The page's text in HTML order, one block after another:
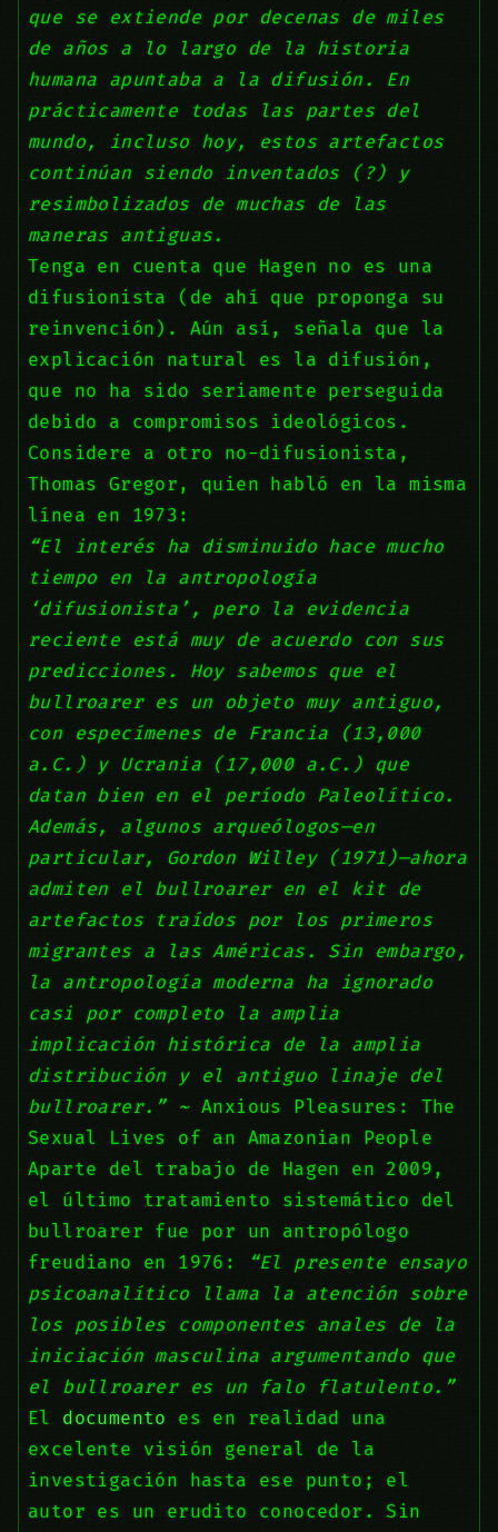
que se extiende por decenas de miles
de años a lo largo de la historia
humana apuntaba a la difusión. En
prácticamente todas las partes del
mundo, incluso hoy, estos artefactos
continúan siendo inventados (?) y
resimbolizados de muchas de las
maneras antiguas.
Tenga en cuenta que Hagen no es una
difusionista (de ahí que proponga su
reinvención). Aún así, señala que la
explicación natural es la difusión,
que no ha sido seriamente perseguida
debido a compromisos ideológicos.
Considere a otro no-difusionista,
Thomas Gregor, quien habló en la misma
línea en 1973:
“El interés ha disminuido hace mucho
tiempo en la antropología
‘difusionista’, pero la evidencia
reciente está muy de acuerdo con sus
predicciones. Hoy sabemos que el
bullroarer es un objeto muy antiguo,
con especímenes de Francia (13,000
a.C.) y Ucrania (17,000 a.C.) que
datan bien en el período Paleolítico.
Además, algunos arqueólogos—en
particular, Gordon Willey (1971)—ahora
admiten el bullroarer en el kit de
artefactos traídos por los primeros
migrantes a las Américas. Sin embargo,
la antropología moderna ha ignorado
casi por completo la amplia
implicación histórica de la amplia
distribución y el antiguo linaje del
bullroarer.” ~Anxious Pleasures: The
Sexual Lives of an Amazonian People
Aparte del trabajo de Hagen en 2009,
el último tratamiento sistemático del
bullroarer fue por un antropólogo
freudiano en 1976:
“El presente ensayo
psicoanalítico llama la atención sobre
los posibles componentes anales de la
iniciación masculina argumentando que
el bullroarer es un falo flatulento.”
El documento es en realidad una
excelente visión general de la
investigación hasta ese punto; el
autor es un erudito conocedor. Sin